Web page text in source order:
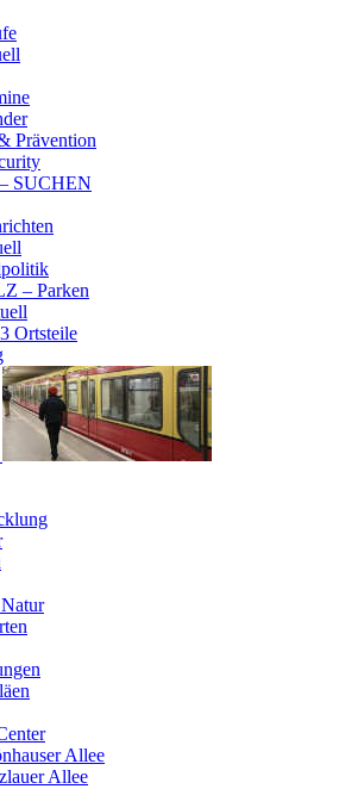
Prävention
SUCHEN
– Parken
Ortsteile
Allee
Allee